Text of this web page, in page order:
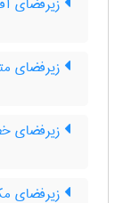
زیرفضای
زیرفضای
زیرفضای